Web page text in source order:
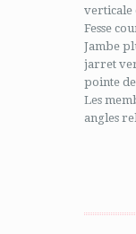
verticale
Fesse
Jambe
jarret
pointe
Les
angles